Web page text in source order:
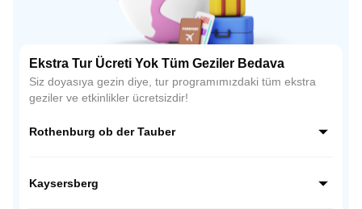
Ekstra Tur Ücreti Yok Tüm Geziler Bedava
Siz doyasıya gezin diye, tur programımızdaki tüm ekstra
geziler ve etkinlikler ücretsizdir!
Rothenburg ob der Tauber
kasabası Rothenburg ob der Tauber, Orta Çağ atmosferini
Kaysersberg